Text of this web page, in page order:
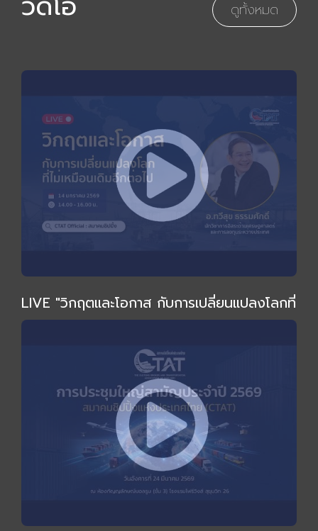
ดูทั้งหมด
LIVE "วิกฤตและโอกาส กับการเปลี่ยนแปลงโลกที่
ไม่เหมือนเดิม" โดย อ.ทวีสุข ธรรมศักดิ์